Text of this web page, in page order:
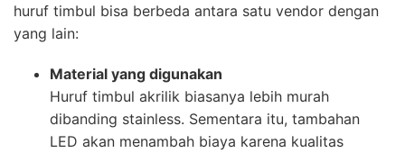
huruf timbul bisa berbeda antara satu vendor dengan
yang lain:
Material yang digunakan
Huruf timbul akrilik biasanya lebih murah
dibanding stainless. Sementara itu, tambahan
LED akan menambah biaya karena kualitas